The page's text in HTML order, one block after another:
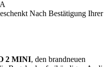
Nach Bestätigung Ihrer
2 MINI, den brandneuen